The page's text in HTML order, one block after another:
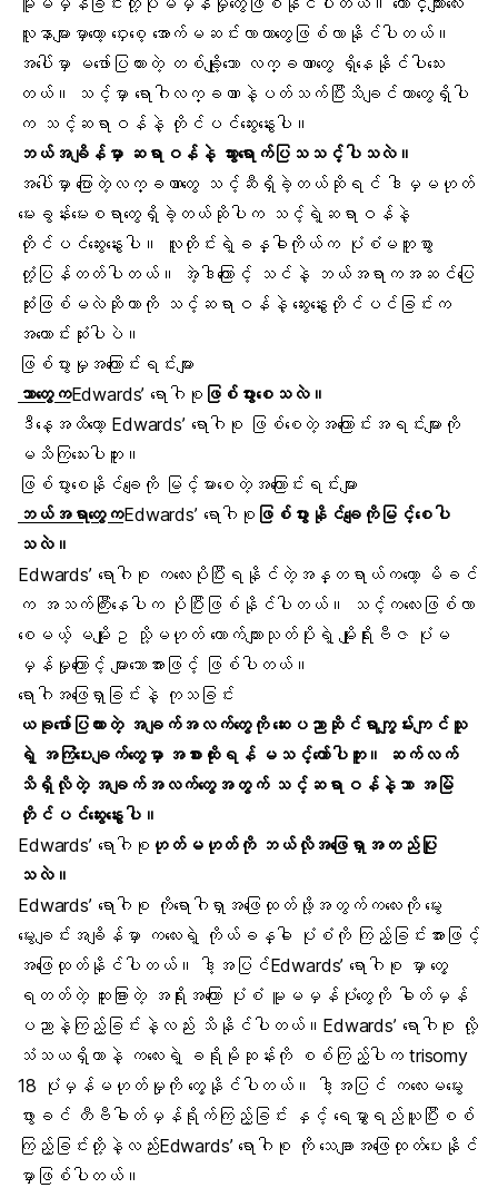
လူနာများမှာတော့ ဝှေးစေ့ အောက်မဆင်းလာတာတွေဖြစ်လာနိုင်ပါတယ်။
အပေါ်မှာ မဖော်ပြထားတဲ့ တစ်ချို့သော လက္ခဏာတွေ ရှိနေနိုင်ပါသေး
တယ်။ သင့်မှာ ရောဂါလက္ခဏာနဲ့ပတ်သက်ပြီးသိချင်တာတွေရှိပါ
က သင့်ဆရာဝန်နဲ့ တိုင်ပင်ဆွေးနွေးပါ။
ဘယ်အချိန်မှာ ဆရာဝန်နဲ့ သွားရောက်ပြသသင့်ပါသလဲ။
အပေါ်မှာ ပြောတဲ့လက္ခဏာတွေ သင့်ဆီရှိခဲ့တယ်ဆိုရင် ဒါမှမဟုတ်
မေးခွန်းမေးစရာတွေရှိခဲ့တယ်ဆိုပါက သင့်ရဲ့ဆရာဝန်နဲ့
တိုင်ပင်ဆွေးနွေးပါ။ လူတိုင်းရဲ့ခန္ဓါကိုယ်က ပုံစံမတူစွာ
တုံ့ပြန်တတ်ပါတယ်။ အဲ့ဒါကြောင့် သင်နဲ့ ဘယ်အရာကအဆင်ပြေ
ဆုံးဖြစ်မလဲဆိုတာကို သင့်ဆရာဝန်နဲ့ ဆွေးနွေးတိုင်ပင်ခြင်းက
အကောင်းဆုံးပါပဲ။
ဖြစ်ပွားမှုအကြောင်းရင်းများ
ဘာတွေကEdwards’ ရောဂါစု ဖြစ်ပွားစေသလဲ။
ဒီနေ့အထိတော့ Edwards’ ရောဂါစု ဖြစ်စေတဲ့အကြောင်းအရင်းများကို
မသိကြသေးပါဘူး။
ဖြစ်ပွားစေနိုင်ချေကို မြင့်မားစေတဲ့အကြောင်းရင်းများ
ဘယ်အရာတွေကEdwards’ ရောဂါစု ဖြစ်ပွားနိုင်ချေကိုမြင့်စေပါ
သလဲ။
Edwards’ ရောဂါစု ကလေးပိုပြီးရနိုင်တဲ့အန္တရာယ်ကတော့ မိခင်
က အသက်ကြီးနေပါက ပိုပြီးဖြစ်နိုင်ပါတယ်။ သင့်ကလေးဖြစ်လာ
စေမယ့် မမျိုးဥ သို့မဟုတ် ယောက်ကျားသုတ်ပိုးရဲ့ မျိုးရိုးဗီဇ ပုံမ
မှန်မှုကြောင့် များသောအားဖြင့် ဖြစ်ပါတယ်။
ရောဂါအဖြေရှာခြင်းနဲ့ ကုသခြင်း
ယခုဖော်ပြထားတဲ့ အချက်အလက်တွေကို ဆေးပညာဆိုင်ရာကျွမ်းကျင်သူ
ရဲ့ အကြံပေးချက်တွေမှာ အစားထိုးရန် မသင့်တော်ပါဘူး။ ဆက်လက်
သိရှိလိုတဲ့ အချက်အလက်တွေအတွက် သင့်ဆရာဝန်နဲ့သာ အမြဲ
တိုင်ပင်ဆွေးနွေးပါ။
Edwards’ ရောဂါစု ဟုတ်မဟုတ်ကို ဘယ်လိုအဖြေရှာအတည်ပြု
သလဲ။
Edwards’ ရောဂါစု ကိုရောဂါရှာအဖြေထုတ်ဖို့အတွက်ကလေးကို မွေး
မွေးချင်းအချိန်မှာ ကလေးရဲ့ ကိုယ်ခန္ဓါ ပုံစံကို ကြည့်ခြင်းအားဖြင့်
အဖြေထုတ်နိုင်ပါတယ်။ ဒါ့အပြင်Edwards’ ရောဂါစု မှာ တွေ့
ရတတ်တဲ့ ထူးခြားတဲ့ အရိုးအကြော ပုံစံ မူမမှန်ပုံတွေကို ဓါတ်မှန်
ပညာနဲ့ကြည့်ခြင်းနဲ့လည်း သိနိုင်ပါတယ်။Edwards’ ရောဂါစု လို့
သံသယရှိတာနဲ့ ကလေးရဲ့ ခရိုမိုဆုန်းကို စစ်ကြည့်ပါက trisomy
18 ပုံမှန်မဟုတ်မှုကို တွေ့နိုင်ပါတယ်။ ဒါ့အပြင် ကလေးမမွေး
ဖွားခင် တီဗီဓါတ်မှန်ရိုက်ကြည့်ခြင်း နှင့် ရေမွှာရည်ယူပြီးစစ်
ကြည့်ခြင်းတို့နဲ့လည်းEdwards’ ရောဂါစု ကို သေချာအဖြေထုတ်ပေးနိုင်
မှာဖြစ်ပါတယ်။